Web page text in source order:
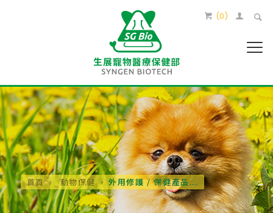
(0)
首頁 動物保健 外用修護 / 保健產品...